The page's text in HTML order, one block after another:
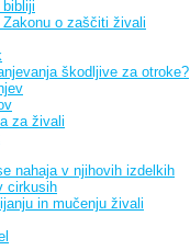
o zaščiti živali
škodljive za otroke?
za živali
nahaja v njihovih izdelkih
cirkusih
in mučenju živali